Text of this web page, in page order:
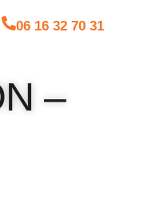
06 16 32 70 31
–